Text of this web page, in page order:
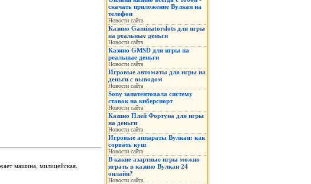
машина, милицейская.
скачать приложение Вулкан на
телефон
Новости сайта
Казино Gaminatorslots для игры
на реальные деньги
Новости сайта
Казино GMSD для игры на
реальные деньги
Новости сайта
Игровые автоматы для игры на
деньги с выводом
Новости сайта
Sony запатентовала систему
ставок на киберспорт
Новости сайта
Казино Плей Фортуна для игры
на деньги
Новости сайта
Игровые аппараты Вулкан: как
сорвать куш
Новости сайта
В какие азартные игры можно
играть в казино Вулкан 24
онлайн?
Новости сайта